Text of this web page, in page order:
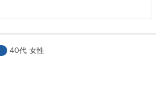
40代 女性